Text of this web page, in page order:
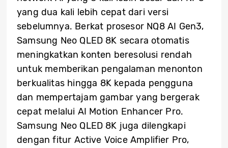
yang dua kali lebih cepat dari versi
sebelumnya. Berkat prosesor NQ8 AI Gen3,
Samsung Neo QLED 8K secara otomatis
meningkatkan konten beresolusi rendah
untuk memberikan pengalaman menonton
berkualitas hingga 8K kepada pengguna
dan mempertajam gambar yang bergerak
cepat melalui AI Motion Enhancer Pro.
Samsung Neo QLED 8K juga dilengkapi
dengan fitur Active Voice Amplifier Pro,